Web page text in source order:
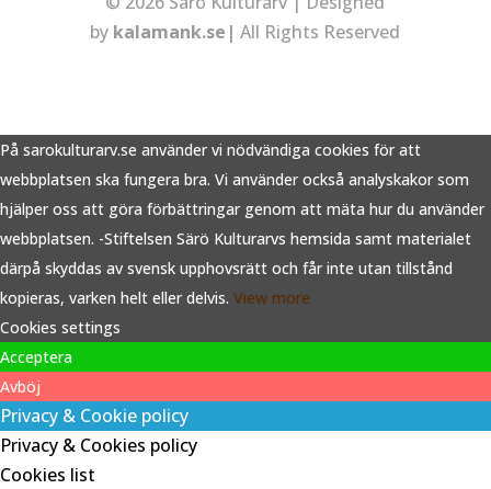
by kalamank.se| All Rights Reserved
På sarokulturarv.se använder vi nödvändiga cookies för att
webbplatsen ska fungera bra. Vi använder också analyskakor som
hjälper oss att göra förbättringar genom att mäta hur du använder
webbplatsen. -Stiftelsen Särö Kulturarvs hemsida samt materialet
därpå skyddas av svensk upphovsrätt och får inte utan tillstånd
kopieras, varken helt eller delvis. View more
Cookies settings
Acceptera
Avböj
Privacy & Cookie policy
Privacy & Cookies policy
Cookies list